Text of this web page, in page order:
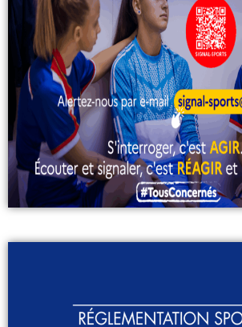
Rendez-vous les 22 & 23 août à
S'INSCRIRE